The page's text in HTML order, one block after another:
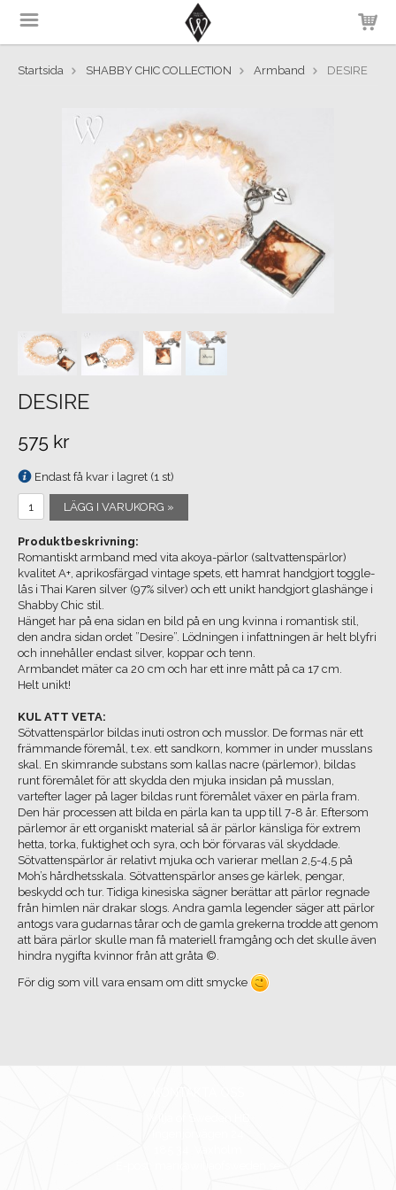
Startsida SHABBY CHIC COLLECTION Armband DESIRE
DESIRE
575 kr
Endast få kvar i lagret (1 st)
LÄGG I VARUKORG »
Produktbeskrivning:
Romantiskt armband med vita akoya-pärlor (saltvattenspärlor)
kvalitet A+, aprikosfärgad vintage spets, ett hamrat handgjort toggle-
lås i Thai Karen silver (97% silver) och ett unikt handgjort glashänge i
Shabby Chic stil.
Hänget har på ena sidan en bild på en ung kvinna i romantisk stil,
den andra sidan ordet ”Desire”. Lödningen i infattningen är helt blyfri
och innehåller endast silver, koppar och tenn.
Armbandet mäter ca 20 cm och har ett inre mått på ca 17 cm.
Helt unikt!
KUL ATT VETA:
Sötvattenspärlor bildas inuti ostron och musslor. De formas när ett
främmande föremål, t.ex. ett sandkorn, kommer in under musslans
skal. En skimrande substans som kallas nacre (pärlemor), bildas
runt föremålet för att skydda den mjuka insidan på musslan,
vartefter lager på lager bildas runt föremålet växer en pärla fram.
Den här processen att bilda en pärla kan ta upp till 7-8 år. Eftersom
pärlemor är ett organiskt material så är pärlor känsliga för extrem
hetta, torka, fuktighet och syra, och bör förvaras väl skyddade.
Sötvattenspärlor är relativt mjuka och varierar mellan 2,5-4,5 på
Moh’s hårdhetsskala. Sötvattenspärlor anses ge kärlek, pengar,
beskydd och tur. Tidiga kinesiska sägner berättar att pärlor regnade
från himlen när drakar slogs. Andra gamla legender säger att pärlor
antogs vara gudarnas tårar och de gamla grekerna trodde att genom
att bära pärlor skulle man få materiell framgång och det skulle även
hindra nygifta kvinnor från att gråta ©.
För dig som vill vara ensam om ditt smycke